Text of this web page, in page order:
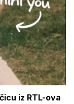
iz RTL-ova